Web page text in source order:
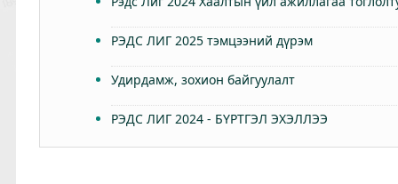
РЭДС ЛИГ 2025 тэмцээний дүрэм
Удирдамж, зохион байгуулалт
РЭДС ЛИГ 2024 - БҮРТГЭЛ ЭХЭЛЛЭЭ